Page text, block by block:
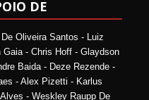
DE
Oliveira Santos - Luiz
Gaia - Chris Hoff - Glaydson
Baida - Deze Rezende -
- Alex Pizetti - Karlus
- Weskley Raupp De